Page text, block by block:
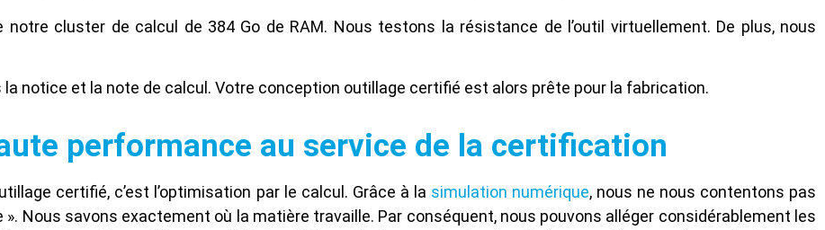
cluster de calcul de 384 Go de RAM. Nous testons la résistance de l’outil virtuellement. De plus, nous
notice et la note de calcul. Votre conception outillage certifié est alors prête pour la fabrication.
performance au service de la certification
certifié, c’est l’optimisation par le calcul. Grâce à la simulation numérique, nous ne nous contentons pas
Nous savons exactement où la matière travaille. Par conséquent, nous pouvons alléger considérablement les